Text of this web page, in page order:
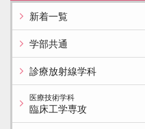
新着一覧
学部共通
診療放射線学科
医療技術学科
臨床工学専攻